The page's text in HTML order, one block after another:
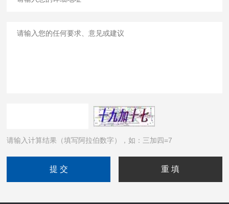
请输入计算结果（填写阿拉伯数字），如：三加四=7